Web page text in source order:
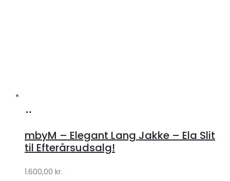
Lykke
Lykke
mbyM – Elegant Lang Jakke – Ela Slit
til Efterårsudsalg!
1.600,00 kr.